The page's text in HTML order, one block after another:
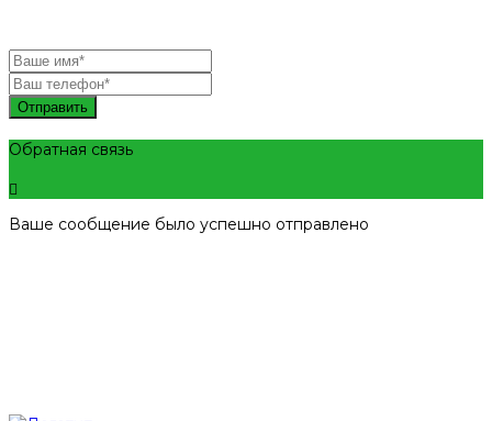
Отправить
Обратная связь
Ваше сообщение было успешно отправлено